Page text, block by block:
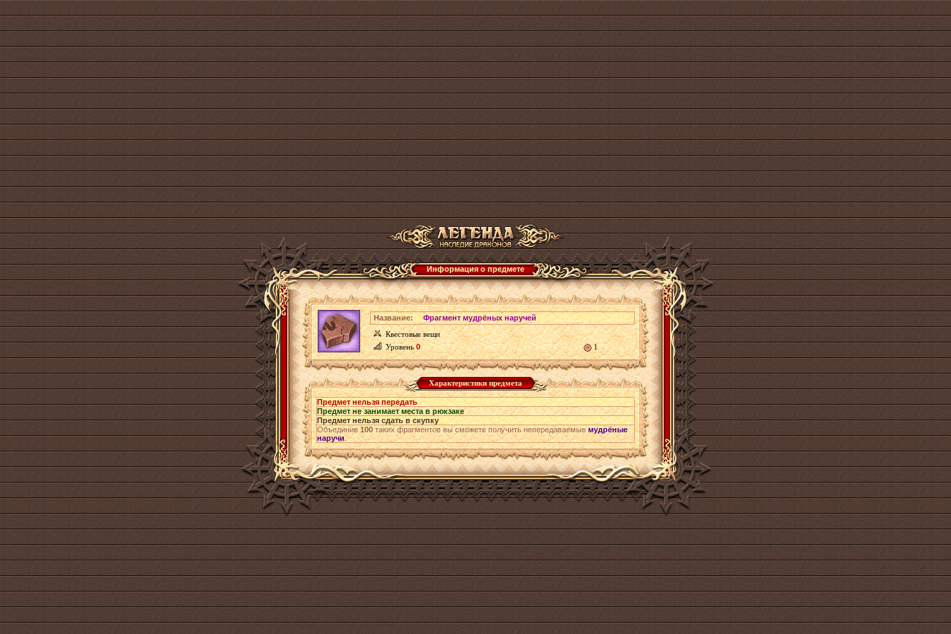
Информация о предмете
Название:
Фрагмент мудрёных наручей
Квестовые вещи
Уровень0 1
Характеристики предмета
Предмет нельзя передать
Предмет не занимает места в рюкзаке
Предмет нельзя сдать в скупку
Объединив100таких фрагментов вы сможете получить непередаваемыемудрёные
наручи.